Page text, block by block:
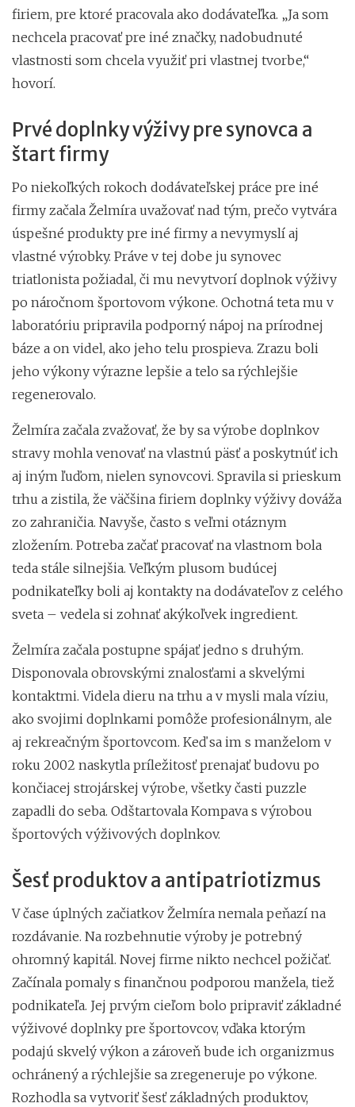
firiem, pre ktoré pracovala ako dodávateľka. „Ja som
nechcela pracovať pre iné značky, nadobudnuté
vlastnosti som chcela využiť pri vlastnej tvorbe,“
hovorí.
Prvé doplnky výživy pre synovca a
štart firmy
Po niekoľkých rokoch dodávateľskej práce pre iné
firmy začala Želmíra uvažovať nad tým, prečo vytvára
úspešné produkty pre iné firmy a nevymyslí aj
vlastné výrobky. Práve v tej dobe ju synovec
triatlonista požiadal, či mu nevytvorí doplnok výživy
po náročnom športovom výkone. Ochotná teta mu v
laboratóriu pripravila podporný nápoj na prírodnej
báze a on videl, ako jeho telu prospieva. Zrazu boli
jeho výkony výrazne lepšie a telo sa rýchlejšie
regenerovalo.
Želmíra začala zvažovať, že by sa výrobe doplnkov
stravy mohla venovať na vlastnú päsť a poskytnúť ich
aj iným ľuďom, nielen synovcovi. Spravila si prieskum
trhu a zistila, že väčšina firiem doplnky výživy dováža
zo zahraničia. Navyše, často s veľmi otáznym
zložením. Potreba začať pracovať na vlastnom bola
teda stále silnejšia. Veľkým plusom budúcej
podnikateľky boli aj kontakty na dodávateľov z celého
sveta – vedela si zohnať akýkoľvek ingredient.
Želmíra začala postupne spájať jedno s druhým.
Disponovala obrovskými znalosťami a skvelými
kontaktmi. Videla dieru na trhu a v mysli mala víziu,
ako svojimi doplnkami pomôže profesionálnym, ale
aj rekreačným športovcom. Keď sa im s manželom v
roku 2002 naskytla príležitosť prenajať budovu po
končiacej strojárskej výrobe, všetky časti puzzle
zapadli do seba. Odštartovala Kompava s výrobou
športových výživových doplnkov.
Šesť produktov a antipatriotizmus
V čase úplných začiatkov Želmíra nemala peňazí na
rozdávanie. Na rozbehnutie výroby je potrebný
ohromný kapitál. Novej firme nikto nechcel požičať.
Začínala pomaly s finančnou podporou manžela, tiež
podnikateľa. Jej prvým cieľom bolo pripraviť základné
výživové doplnky pre športovcov, vďaka ktorým
podajú skvelý výkon a zároveň bude ich organizmus
ochránený a rýchlejšie sa zregeneruje po výkone.
Rozhodla sa vytvoriť šesť základných produktov,